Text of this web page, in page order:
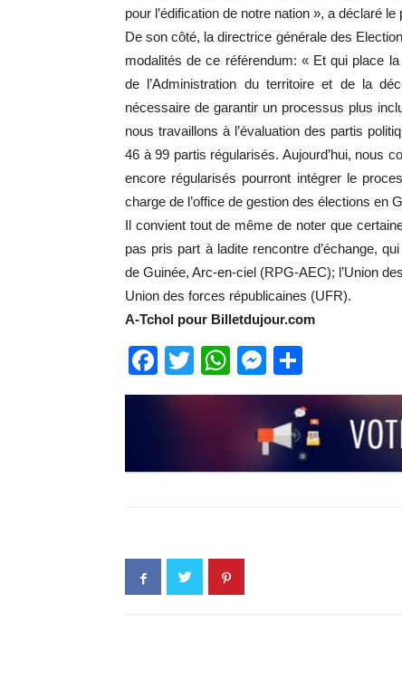
pour l’édification de notre nation », a déclaré le
De son côté, la directrice générale des
modalités de ce référendum: « Et qui place
de l’Administration du territoire et de la
nécessaire de garantir un processus plus
nous travaillons à l’évaluation des partis
46 à 99 partis régularisés. Aujourd’hui, nous
encore régularisés pourront intégrer le
charge de l’office de gestion des élections en
Il convient tout de même de noter que
pas pris part à ladite rencontre d’échange,
de Guinée, Arc-en-ciel (RPG-AEC); l’Union
Union des forces républicaines (UFR).
A-Tchol pour Billetdujour.com
Facebook
TwitterWhatsApp
Messenger